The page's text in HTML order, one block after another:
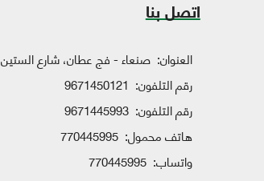
اتصل بنا
العنوان: صنعاء - فج عطان، شارع الستين
رقم التلفون: 9671450121
رقم التلفون: 9671445993
هاتف محمول: 770445995
واتساب: 770445995